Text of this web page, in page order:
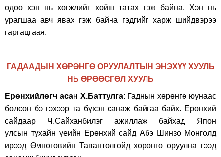
одоо хэн нь хөгжлийг хойш татах гэж байна. Хэн нь
урагшаа авч явах гэж байна гэдгийг харж шийдвэрээ
гаргацгаая.
ГАДААДЫН ХӨРӨНГӨ ОРУУЛАЛТЫН ЭНЭХҮҮ ХУУЛЬ
НЬ ӨРӨӨСГӨЛ ХУУЛЬ
Ерөнхийлөгч асан Х.Баттулга: Гаднын хөрөнгө юунаас
болсон бэ гэхээр та бүхэн санаж байгаа байх. Ерөнхий
сайдаар Ч.Сайханбилэг ажиллаж байхад Япон
улсын тухайн үеийн Ерөнхий сайд Абэ Шинзо Монголд
ирээд Өмнөговийн Тавантолгойд хөрөнгө оруулна гээд